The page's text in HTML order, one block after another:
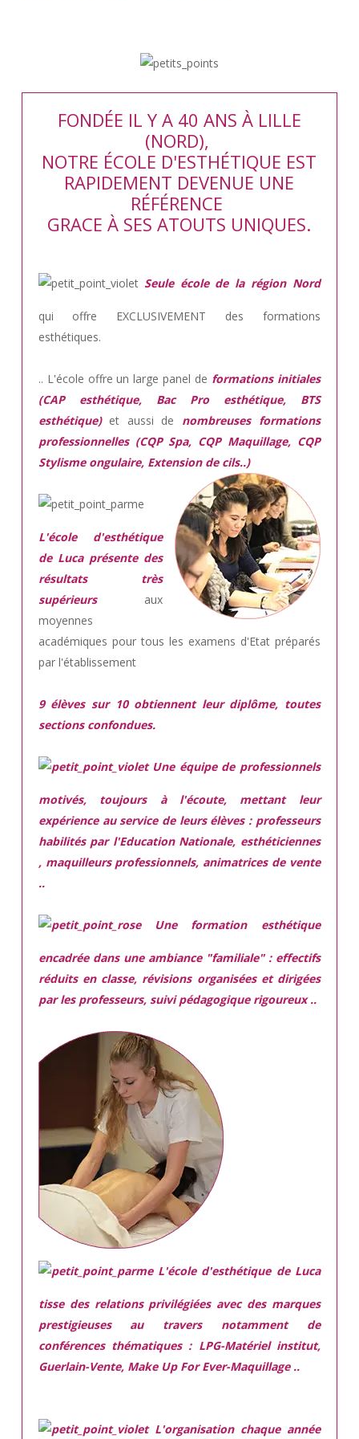
FONDÉE IL Y A 40 ANS À LILLE
(NORD),
NOTRE ÉCOLE D'ESTHÉTIQUE EST
RAPIDEMENT DEVENUE UNE
RÉFÉRENCE
GRACE À SES ATOUTS UNIQUES.
Seule école de la région Nord
qui offre EXCLUSIVEMENT des formations
esthétiques.
.. L'école offre un large panel de formations initiales
(CAP esthétique, Bac Pro esthétique, BTS
esthétique) et aussi de nombreuses formations
professionnelles (CQP Spa, CQP Maquillage, CQP
Stylisme ongulaire, Extension de cils..)
L'école d'esthétique
de Luca présente des
résultats très
supérieurs aux
moyennes
académiques pour tous les examens d'Etat préparés
par l'établissement
9 élèves sur 10 obtiennent leur diplôme, toutes
sections confondues.
Une équipe de professionnels
motivés,toujours à l'écoute, mettant leur
expérience au service de leurs élèves : professeurs
habilités par l'Education Nationale, esthéticiennes
, maquilleurs professionnels, animatrices de vente
..
Une formation esthétique
encadrée dans une ambiance "familiale" : effectifs
réduits en classe, révisions organisées et dirigées
par les professeurs, suivi pédagogique rigoureux ..
L'école d'esthétique de Luca
tisse des relations privilégiées avec des marques
prestigieuses au travers notamment de
conférences thématiques : LPG-Matériel institut,
Guerlain-Vente, Make Up For Ever-Maquillage ..
L'organisation chaque année